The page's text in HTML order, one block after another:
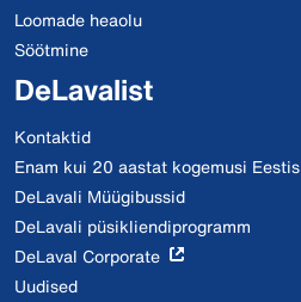
Loomade heaolu
Söötmine
DeLavalist
Kontaktid
Enam kui 20 aastat kogemusi Eestis
DeLavali Müügibussid
DeLavali püsikliendiprogramm
DeLaval Corporate
Uudised